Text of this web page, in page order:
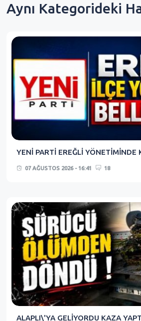
Aynı Kategorideki
YENİ PARTİ EREĞLİ YÖNETİMİNDE
07 AĞUSTOS 2026 - 16:41 18
ALAPLI\'YA GELİYORDU KAZA